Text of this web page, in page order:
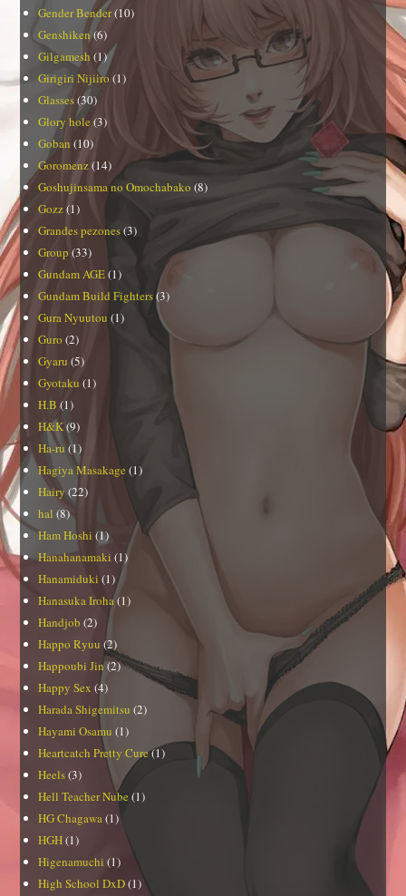
Gender Bender(10)
Genshiken(6)
Gilgamesh (1)
Girigiri Nijiiro (1)
Glasses(30)
Glory hole(3)
Goban (10)
Goromenz(14)
Goshujinsama no Omochabako (8)
Gozz(1)
Grandes pezones(3)
Group (33)
Gundam AGE(1)
Gundam Build Fighters(3)
Gura Nyuutou (1)
Guro (2)
Gyaru (5)
Gyotaku (1)
H.B (1)
H&K(9)
Ha-ru (1)
Hagiya Masakage (1)
Hairy(22)
hal (8)
Ham Hoshi (1)
Hanahanamaki (1)
Hanamiduki (1)
Hanasuka Iroha(1)
Handjob (2)
Happo Ryuu (2)
Happoubi Jin(2)
Happy Sex (4)
Harada Shigemitsu (2)
Hayami Osamu (1)
Heartcatch Pretty Cure(1)
Heels(3)
Hell Teacher Nube (1)
HG Chagawa(1)
HGH(1)
Higenamuchi (1)
High School DxD(1)